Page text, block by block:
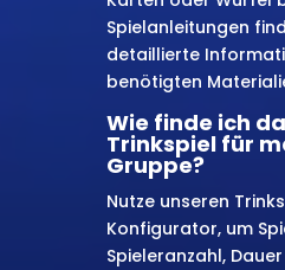
Spielanleitungen
detaillierte
benötigten
Wie finde ich
Trinkspiel für
Gruppe?
Nutze unseren
Konfigurator, um
Spieleranzahl,